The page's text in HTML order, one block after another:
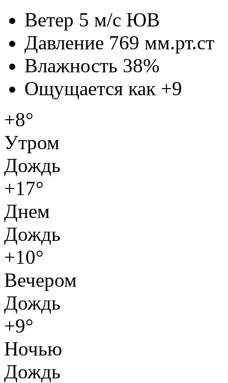
Ветер 5 м/с ЮВ
Давление 769 мм.рт.ст
Влажность 38%
Ощущается как +9
+8°
Утром
Дождь
+17°
Днем
Дождь
+10°
Вечером
Дождь
+9°
Ночью
Дождь